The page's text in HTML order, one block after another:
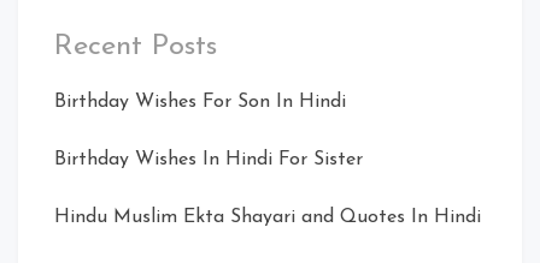
Recent Posts
Birthday Wishes For Son In Hindi
Birthday Wishes In Hindi For Sister
Hindu Muslim Ekta Shayari and Quotes In Hindi